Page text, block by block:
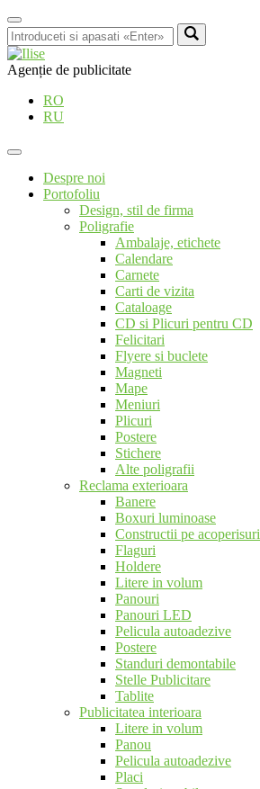
Agenție de publicitate
RO
RU
Despre noi
Portofoliu
Design, stil de firma
Poligrafie
Ambalaje, etichete
Calendare
Carnete
Carti de vizita
Cataloage
CD si Plicuri pentru CD
Felicitari
Flyere si buclete
Magneti
Mape
Meniuri
Plicuri
Postere
Stichere
Alte poligrafii
Reclama exterioara
Banere
Boxuri luminoase
Constructii pe acoperisuri
Flaguri
Holdere
Litere in volum
Panouri
Panouri LED
Pelicula autoadezive
Postere
Standuri demontabile
Stelle Publicitare
Tablite
Publicitatea interioara
Litere in volum
Panou
Pelicula autoadezive
Placi